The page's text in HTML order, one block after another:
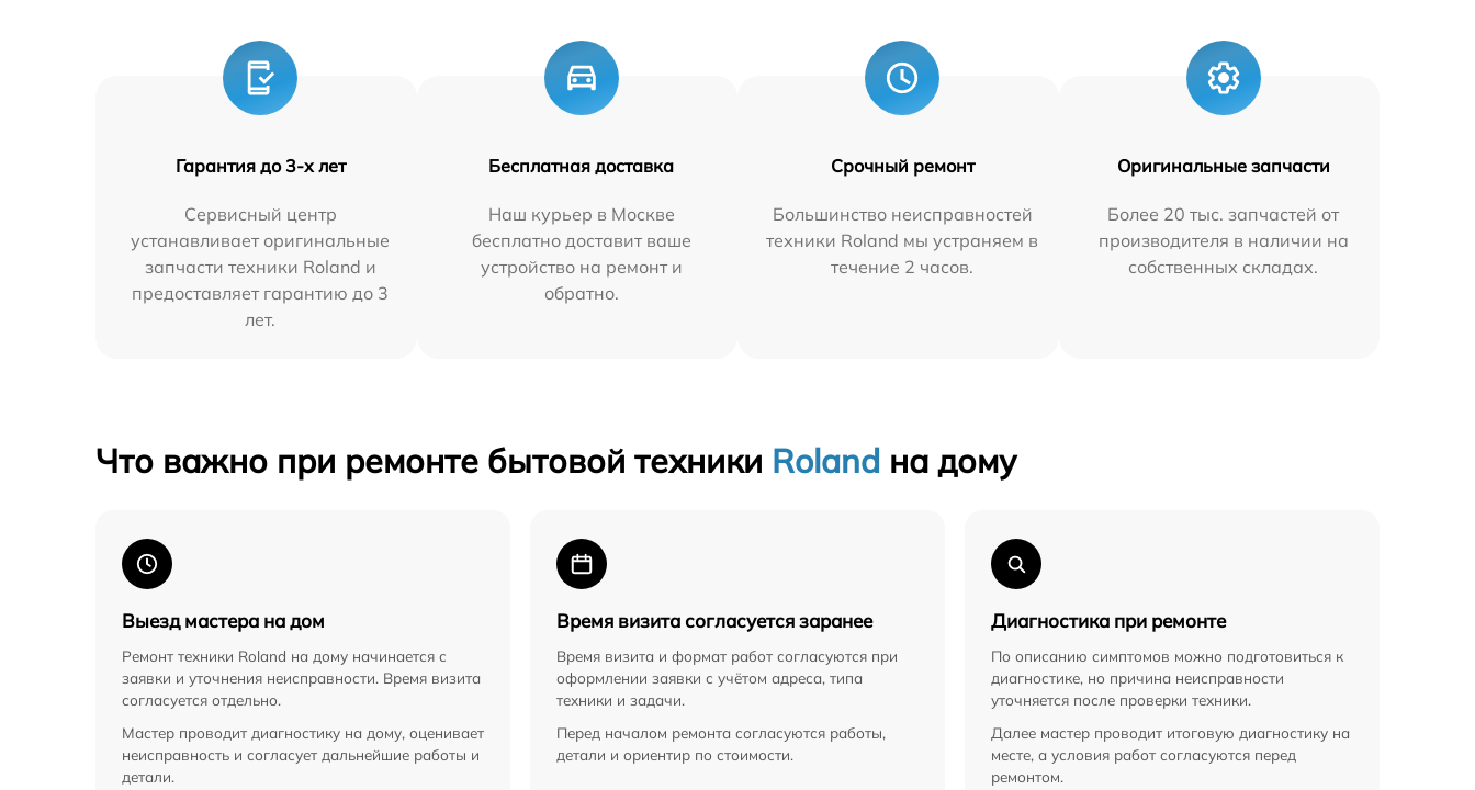
Гарантия до 3-х лет
Сервисный центр
устанавливает оригинальные
запчасти техники Roland и
предоставляет гарантию до 3
лет.
Бесплатная доставка
Наш курьер в Москве
бесплатно доставит ваше
устройство на ремонт и
обратно.
Срочный ремонт
Большинство неисправностей
техники Roland мы устраняем в
течение 2 часов.
Оригинальные запчасти
Более 20 тыс. запчастей от
производителя в наличии на
собственных складах.
Что важно при ремонте бытовой техники Roland на дому
Выезд мастера на дом
Ремонт техники Roland на дому начинается с
заявки и уточнения неисправности. Время визита
согласуется отдельно.
Мастер проводит диагностику на дому, оценивает
неисправность и согласует дальнейшие работы и
детали.
Время визита согласуется заранее
Время визита и формат работ согласуются при
оформлении заявки с учётом адреса, типа
техники и задачи.
Перед началом ремонта согласуются работы,
детали и ориентир по стоимости.
Диагностика при ремонте
По описанию симптомов можно подготовиться к
диагностике, но причина неисправности
уточняется после проверки техники.
Далее мастер проводит итоговую диагностику на
месте, а условия работ согласуются перед
ремонтом.